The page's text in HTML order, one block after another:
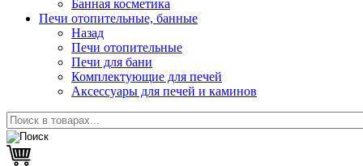
Банная косметика
Печи отопительные, банные
Назад
Печи отопительные
Печи для бани
Комплектующие для печей
Аксессуары для печей и каминов